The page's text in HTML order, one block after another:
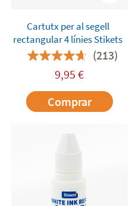
Cartutx per al segell
rectangular 4 línies Stikets
(213)
9,95 €
Comprar